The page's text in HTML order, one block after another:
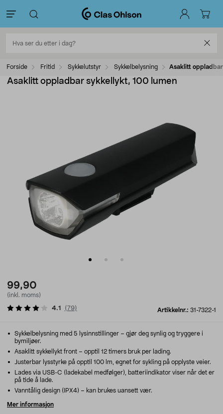
Forside Fritid Sykkelutstyr Sykkelbelysning Asaklitt
Asaklitt oppladbar sykkellykt, 100 lumen
99,90
(inkl. moms)
Artikkelnr.: 31-7322-1
4.1 (79)
Sykkelbelysning med 5 lysinnstillinger – gjør deg synlig og tryggere i
bymiljøer.
Asaklitt sykkellykt front – opptil 12 timers bruk per lading.
Justerbar lysstyrke på opptil 100 lm, egnet for sykling på opplyste veier.
Lades via USB-C (ladekabel medfølger), batteriindikator viser når det er
på tide å lade.
Vanntålig design (IPX4) – kan brukes uansett vær.
Mer informasjon